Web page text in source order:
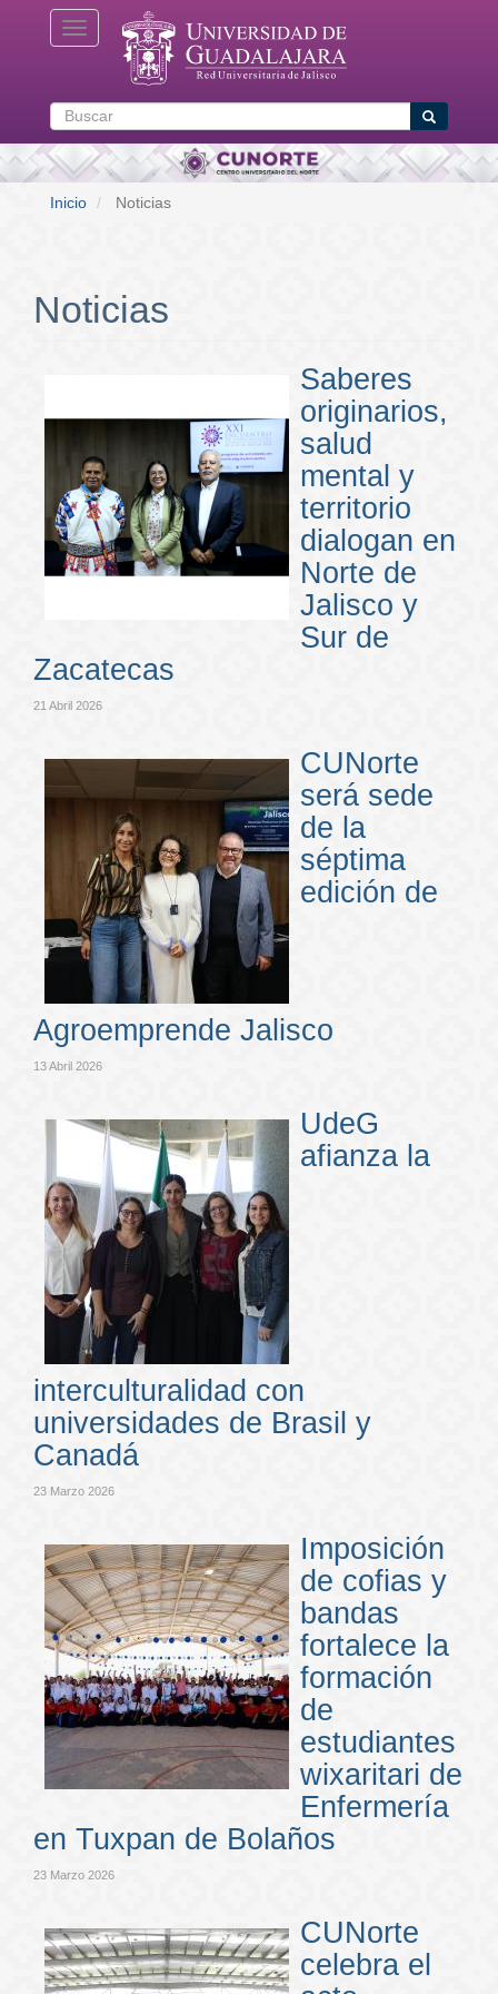
Toggle navigation
Buscar Buscar
Inicio Noticias
Noticias
Saberes
originarios,
salud
mental y
territorio
dialogan en
Norte de
Jalisco y
Sur de
Zacatecas
21 Abril 2026
CUNorte
será sede
de la
séptima
edición de
Agroemprende Jalisco
13 Abril 2026
UdeG
afianza la
interculturalidad con
universidades de Brasil y
Canadá
23 Marzo 2026
Imposición
de cofias y
bandas
fortalece la
formación
de
estudiantes
wixaritari de
Enfermería
en Tuxpan de Bolaños
23 Marzo 2026
CUNorte
celebra el